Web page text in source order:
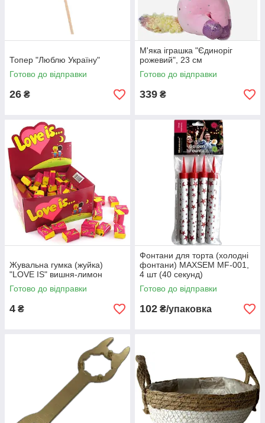
Топер "Люблю Україну"
Готово до відправки
26 ₴
М'яка іграшка "Єдиноріг
рожевий", 23 см
Готово до відправки
339 ₴
Жувальна гумка (жуйка)
"LOVE IS" вишня-лимон
Готово до відправки
4 ₴
Фонтани для торта (холодні
фонтани) MAXSEM MF-001,
4 шт (40 секунд)
Готово до відправки
102 ₴/упаковка